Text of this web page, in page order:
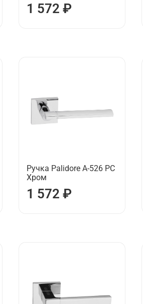
1 572 ₽
Ручка Palidore А-526 РС
Хром
1 572 ₽